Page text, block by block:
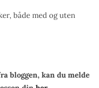
både med og uten
bloggen, kan du melde